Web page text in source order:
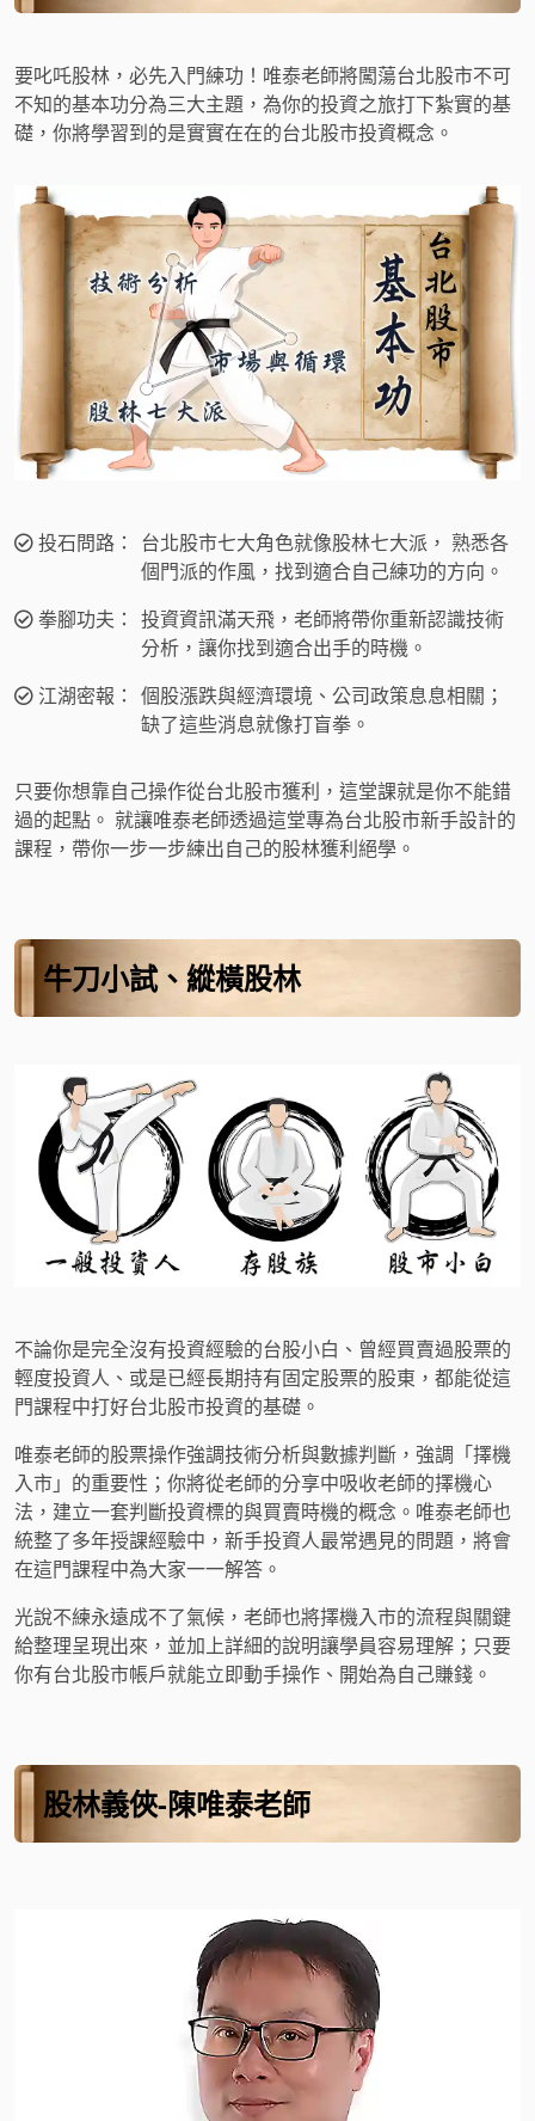
要叱吒股林，必先入門練功！唯泰老師將闖蕩台北股市不可
不知的基本功分為三大主題，為你的投資之旅打下紮實的基
礎，你將學習到的是實實在在的台北股市投資概念。
投石問路：
台北股市七大角色就像股林七大派， 熟悉各
個門派的作風，找到適合自己練功的方向。
拳腳功夫： 投資資訊滿天飛，老師將帶你重新認識技術
分析，讓你找到適合出手的時機。
江湖密報： 個股漲跌與經濟環境、公司政策息息相關；
缺了這些消息就像打盲拳。
只要你想靠自己操作從台北股市獲利，這堂課就是你不能錯
過的起點。 就讓唯泰老師透過這堂專為台北股市新手設計的
課程，帶你一步一步練出自己的股林獲利絕學。
牛刀小試、縱橫股林
不論你是完全沒有投資經驗的台股小白、曾經買賣過股票的
輕度投資人、或是已經長期持有固定股票的股東，都能從這
門課程中打好台北股市投資的基礎。
唯泰老師的股票操作強調技術分析與數據判斷，強調「擇機
入市」的重要性；你將從老師的分享中吸收老師的擇機心
法，建立一套判斷投資標的與買賣時機的概念。唯泰老師也
統整了多年授課經驗中，新手投資人最常遇見的問題，將會
在這門課程中為大家一一解答。
光說不練永遠成不了氣候，老師也將擇機入市的流程與關鍵
給整理呈現出來，並加上詳細的說明讓學員容易理解；只要
你有台北股市帳戶就能立即動手操作、開始為自己賺錢。
股林義俠-陳唯泰老師